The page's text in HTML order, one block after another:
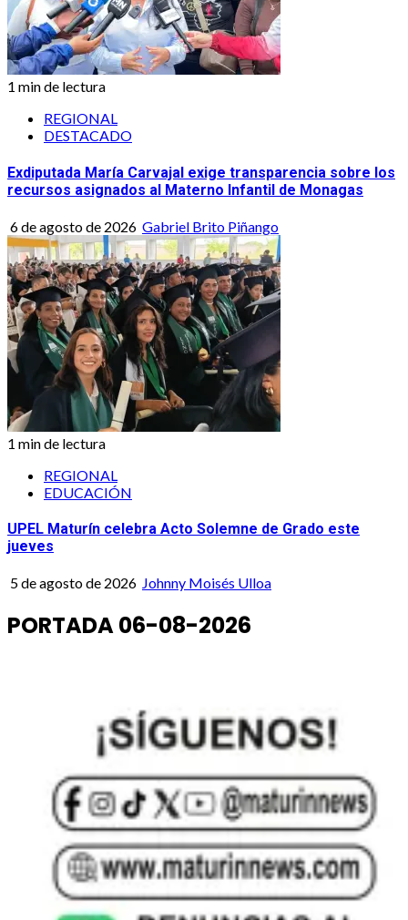
1 min de lectura
REGIONAL
DESTACADO
Exdiputada María Carvajal exige transparencia sobre los
recursos asignados al Materno Infantil de Monagas
6 de agosto de 2026 Gabriel Brito Piñango
1 min de lectura
REGIONAL
EDUCACIÓN
UPEL Maturín celebra Acto Solemne de Grado este
jueves
5 de agosto de 2026 Johnny Moisés Ulloa
PORTADA 06-08-2026